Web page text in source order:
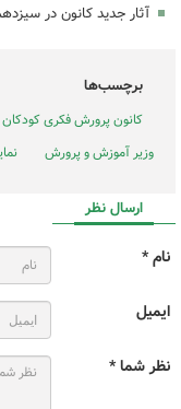
آثار جدید کانون در
برچسب‌ها
کانون پرورش فکری کودکان
وزیر آموزش و پرورش
ارسال نظر
نام *
ایمیل
نظر شما *